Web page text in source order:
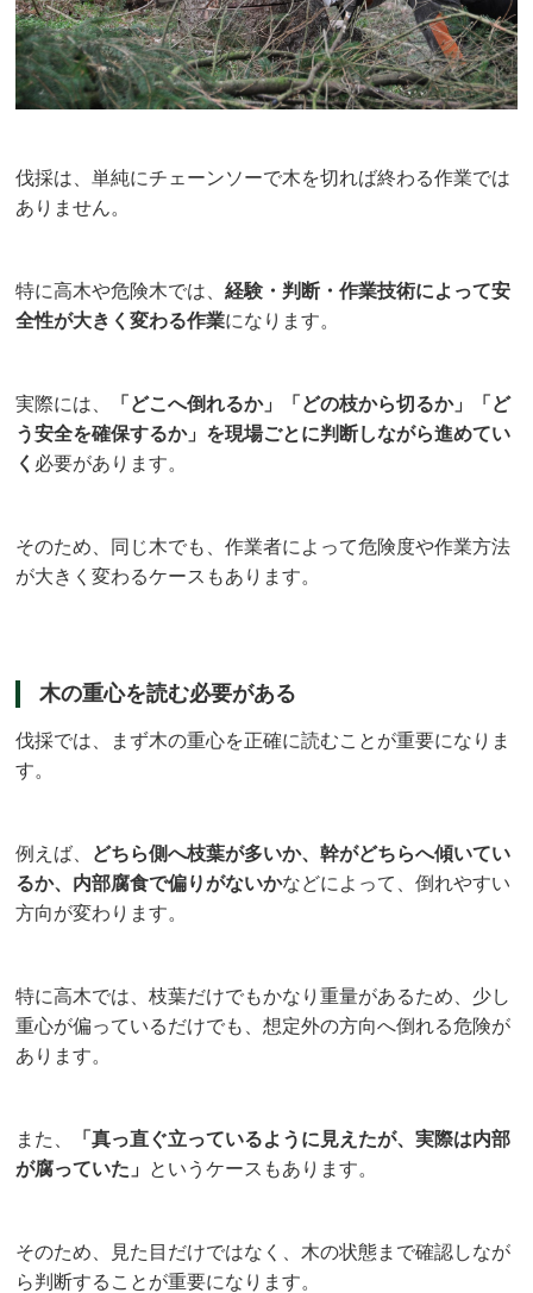
伐採は、単純にチェーンソーで木を切れば終わる作業では
ありません。
特に高木や危険木では、経験・判断・作業技術によって安
全性が大きく変わる作業になります。
実際には、
「どこへ倒れるか」「どの枝から切るか」「ど
う安全を確保するか」を現場ごとに判断しながら進めてい
く 必要があります。
そのため、同じ木でも、作業者によって危険度や作業方法
が大きく変わるケースもあります。
木の重心を読む必要がある
伐採では、まず木の重心を正確に読むことが重要になりま
す。
例えば、 どちら側へ枝葉が多いか、幹がどちらへ傾いてい
るか、内部腐食で偏りがないかなどによって、倒れやすい
方向が変わります。
特に高木では、枝葉だけでもかなり重量があるため、少し
重心が偏っているだけでも、想定外の方向へ倒れる危険が
あります。
また、
「真っ直ぐ立っているように見えたが、実際は内部
が腐っていた」 というケースもあります。
そのため、見た目だけではなく、木の状態まで確認しなが
ら判断することが重要になります。